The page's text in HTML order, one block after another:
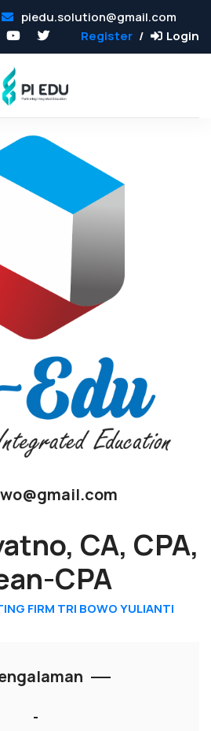
piedu.solution@gmail.com
Register
Login
CA, CPA,
CPA
FIRM TRI BOWO YULIANTI
-